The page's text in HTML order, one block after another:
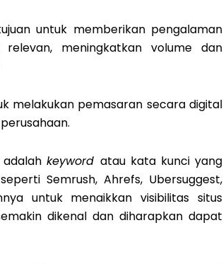
untuk memberikan pengalaman
meningkatkan volume dan
melakukan pemasaran secara digital
adalahkeyword atau kata kunci yang
Semrush, Ahrefs, Ubersuggest,
untuk menaikkan visibilitas situs
dikenal dan diharapkan dapat